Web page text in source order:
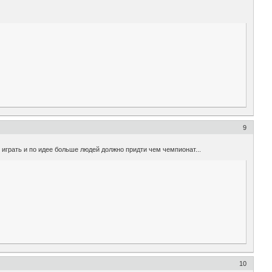
9
и по идее больше людей должно придти чем чемпионат...
10